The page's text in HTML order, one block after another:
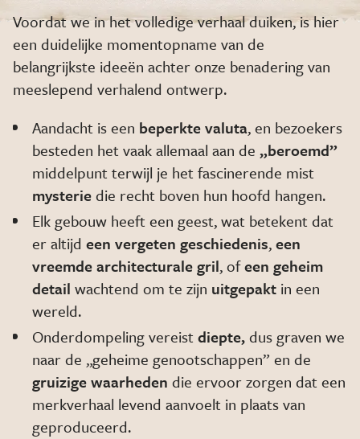
Voordat we in het volledige verhaal duiken, is hier
een duidelijke momentopname van de
belangrijkste ideeën achter onze benadering van
meeslepend verhalend ontwerp.
Aandacht is een beperkte valuta, en bezoekers
besteden het vaak allemaal aan de „beroemd”
middelpunt terwijl je het fascinerende mist
mysteriedie recht boven hun hoofd hangen.
Elk gebouw heeft een geest,wat betekent dat
er altijd een vergeten geschiedenis,een
vreemde architecturale gril, ofeen geheim
detail wachtend om te zijn uitgepakt in een
wereld.
Onderdompeling vereist diepte,dus graven we
naar de „geheime genootschappen” en de
gruizige waarheden die ervoor zorgen dat een
merkverhaal levend aanvoelt in plaats van
geproduceerd.